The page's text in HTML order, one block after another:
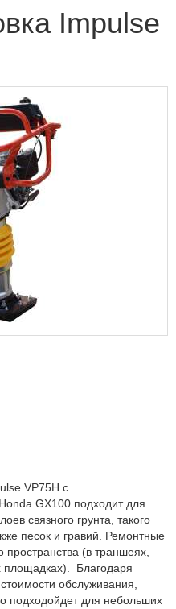
Impulse
VP75H с
GX100 подходит для
связного грунта, такого
песок и гравий. Ремонтные
пространства (в траншеях,
площадках). Благодаря
обслуживания,
подходойдет для небольших